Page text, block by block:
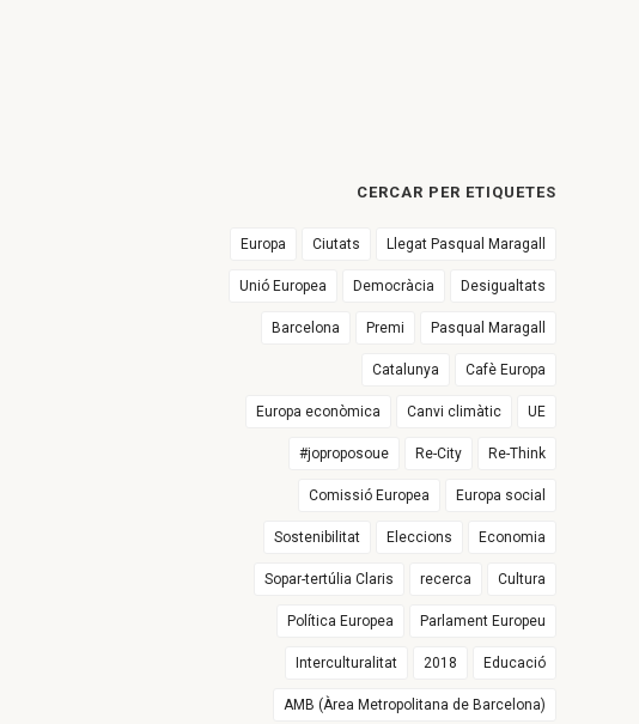
CERCAR PER ETIQUETES
Europa Ciutats Llegat Pasqual Maragall
Unió Europea Democràcia Desigualtats
Barcelona Premi Pasqual Maragall
Catalunya Cafè Europa
Europa econòmica Canvi climàtic UE
#joproposoue Re-City Re-Think
Comissió Europea Europa social
Sostenibilitat Eleccions Economia
Sopar-tertúlia Claris recerca Cultura
Política Europea Parlament Europeu
Interculturalitat 2018 Educació
AMB (Àrea Metropolitana de Barcelona)